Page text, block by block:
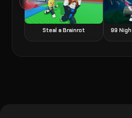
Steal a Brainrot 99